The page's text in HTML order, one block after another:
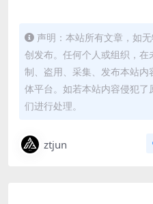
声明：本站所有文章，如
创发布。任何个人或组织，在
制、盗用、采集、发布本站
体平台。如若本站内容侵犯
们进行处理。
ztjun